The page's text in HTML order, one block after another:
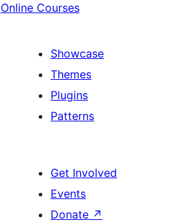
Online Courses
Showcase
Themes
Plugins
Patterns
Get Involved
Events
Donate ↗